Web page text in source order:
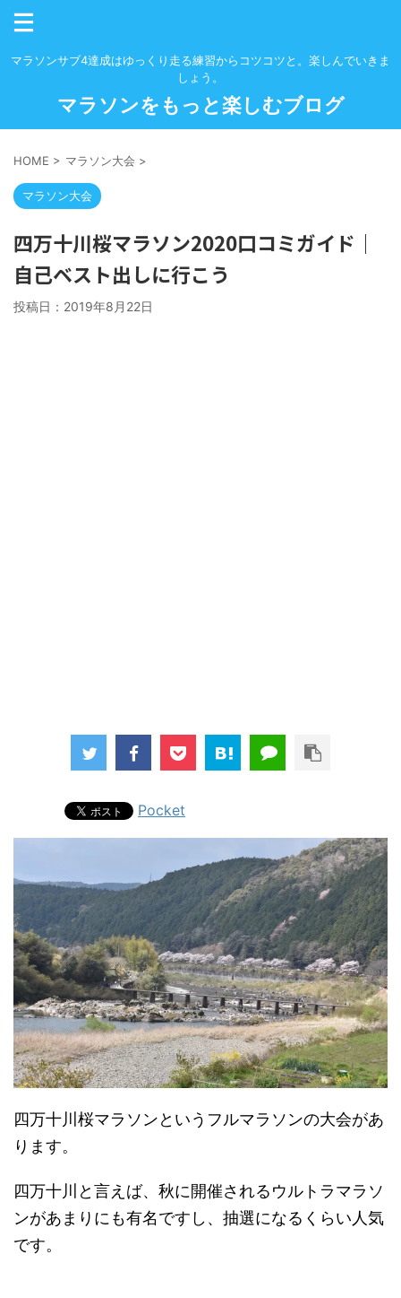
マラソンサブ4達成はゆっくり走る練習からコツコツと。楽しんでいきま
しょう。
マラソンをもっと楽しむブログ
HOME > マラソン大会 >
マラソン大会
四万十川桜マラソン2020口コミガイド｜
自己ベスト出しに行こう
投稿日： 2019年8月22日
Pocket
四万十川桜マラソンというフルマラソンの大会があ
ります。
四万十川と言えば、秋に開催されるウルトラマラソ
ンがあまりにも有名ですし、抽選になるくらい人気
です。